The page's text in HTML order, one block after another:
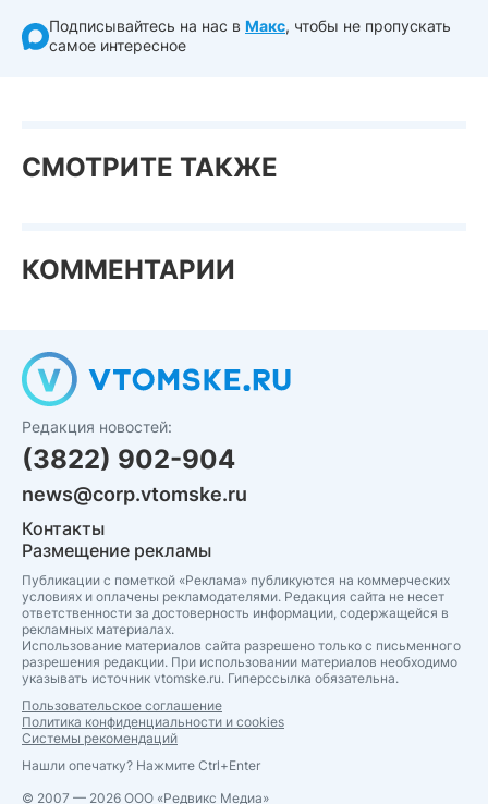
Подписывайтесь на нас в Макс, чтобы не пропускать
самое интересное
СМОТРИТЕ ТАКЖЕ
КОММЕНТАРИИ
Редакция новостей:
(3822) 902-904
news@corp.vtomske.ru
Контакты
Размещение рекламы
Публикации с пометкой «Реклама» публикуются на коммерческих
условиях и оплачены рекламодателями. Редакция сайта не несет
ответственности за достоверность информации, содержащейся в
рекламных материалах.
Использование материалов сайта разрешено только с письменного
разрешения редакции. При использовании материалов необходимо
указывать источник vtomske.ru. Гиперссылка обязательна.
Пользовательское соглашение
Политика конфиденциальности и cookies
Системы рекомендаций
Нашли опечатку? Нажмите Ctrl+Enter
© 2007 — 2026 ООО «Редвикс Медиа»